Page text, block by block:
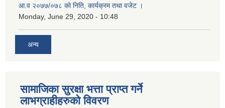
आ.व २०७७/०७८ को निति, कार्यक्रम तथा वजेट ।
Monday, June 29, 2020 - 10:48
अन्य
सामाजिका सुरक्षा भत्ता प्राप्त गर्ने
लाभग्राहीहरुको विवरण